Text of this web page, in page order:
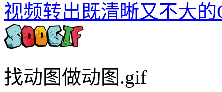
视频转出既清晰又不大的
找动图做动图.gif